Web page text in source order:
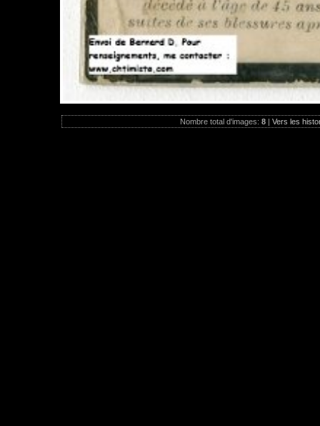
Nombre total d'images: 8 | Vers les